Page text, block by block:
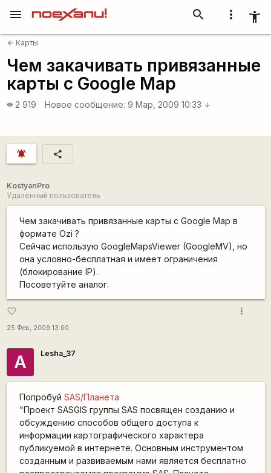
more_vert accessibility_new
search
menu
arrow_back Карты
Чем закачивать привязанные
карты с Google Map
visibility 2 919 Новое сообщение: 9 Мар, 2009 10:33 arrow_downward
notifications_active share
KostyanPro
Удалённый пользователь
Чем закачивать привязанные карты с Google Map в
формате Ozi ?
Сейчас использую GoogleMapsViewer (GoogleMV), но
она условно-бесплатная и имеет ограничения
(блокирование IP).
Посоветуйте аналог.
favorite_border
25 Фев, 2009 13:00
more_vert
А Lesha_37
Попробуй SAS/Планета
"Проект SASGIS группы SAS посвящен созданию и
обсуждению способов общего доступа к
информации картографического характера
публикуемой в интернете. Основным инструментом
созданным и развиваемым нами является бесплатно